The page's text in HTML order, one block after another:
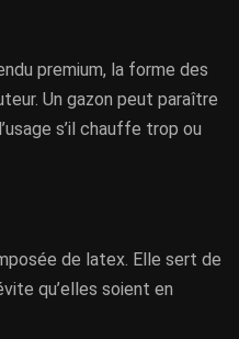
premium, la forme des
Un gazon peut paraître
s’il chauffe trop ou
de latex. Elle sert de
qu’elles soient en